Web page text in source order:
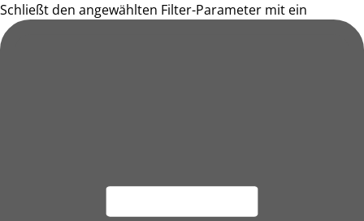
Schließt den angewählten Filter-Parameter mit ein